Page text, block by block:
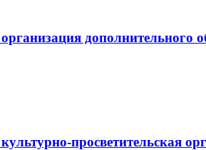
просветительская